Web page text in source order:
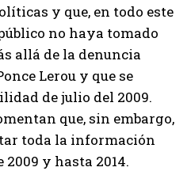
y que, en todo este
no haya tomado
allá de la denuncia
Lerou y que se
de julio del 2009.
que, sin embargo,
toda la información
2009 y hasta 2014.